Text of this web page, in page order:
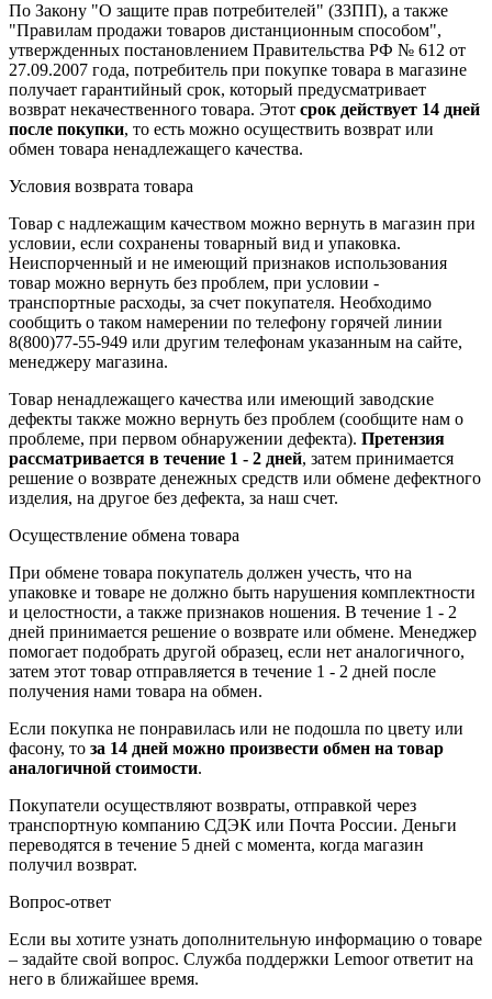
По Закону "О защите прав потребителей" (ЗЗПП), а также
"Правилам продажи товаров дистанционным способом",
утвержденных постановлением Правительства РФ № 612 от
27.09.2007 года, потребитель при покупке товара в магазине
получает гарантийный срок, который предусматривает
возврат некачественного товара. Этот срок действует 14 дней
после покупки, то есть можно осуществить возврат или
обмен товара ненадлежащего качества.
Условия возврата товара
Товар с надлежащим качеством можно вернуть в магазин при
условии, если сохранены товарный вид и упаковка.
Неиспорченный и не имеющий признаков использования
товар можно вернуть без проблем, при условии -
транспортные расходы, за счет покупателя. Необходимо
сообщить о таком намерении по телефону горячей линии
8(800)77-55-949 или другим телефонам указанным на сайте,
менеджеру магазина.
Товар ненадлежащего качества или имеющий заводские
дефекты также можно вернуть без проблем (сообщите нам о
проблеме, при первом обнаружении дефекта). Претензия
рассматривается в течение 1 - 2 дней, затем принимается
решение о возврате денежных средств или обмене дефектного
изделия, на другое без дефекта, за наш счет.
Осуществление обмена товара
При обмене товара покупатель должен учесть, что на
упаковке и товаре не должно быть нарушения комплектности
и целостности, а также признаков ношения. В течение 1 - 2
дней принимается решение о возврате или обмене. Менеджер
помогает подобрать другой образец, если нет аналогичного,
затем этот товар отправляется в течение 1 - 2 дней после
получения нами товара на обмен.
Если покупка не понравилась или не подошла по цвету или
фасону, то за 14 дней можно произвести обмен на товар
аналогичной стоимости.
Покупатели осуществляют возвраты, отправкой через
транспортную компанию СДЭК или Почта России. Деньги
переводятся в течение 5 дней с момента, когда магазин
получил возврат.
Вопрос-ответ
Если вы хотите узнать дополнительную информацию о товаре
– задайте свой вопрос. Служба поддержки Lemoor ответит на
него в ближайшее время.